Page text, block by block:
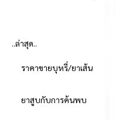
..ล่าสุด..
ราคาขายบุหรี่/ยาเส้น
ยาสูบกับการค้นพบ